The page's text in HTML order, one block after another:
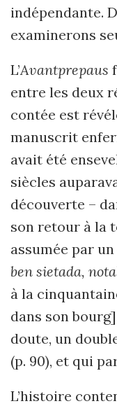
indépendante.
examinerons
L’Avantprepaus
entre les deux
contée est
manuscrit
avait été
siècles
découverte –
son retour à la
assumée par un
ben sietada,
à la
dans son
doute, un
(p. 90), et qui
L’histoire